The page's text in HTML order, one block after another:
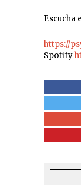
Escucha
https://
Spotify